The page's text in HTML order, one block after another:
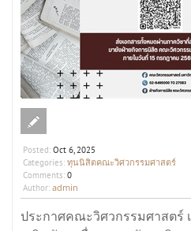
Posted: Oct 6, 2025
Categories: ทุนนิสิตคณะวิศวกรรมศาสตร์
Comments: 0
Author: admin
ประกาศคณะวิศวกรรมศาสตร์